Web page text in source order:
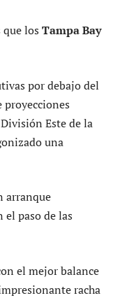
los Tampa Bay
por debajo del
proyecciones
Este de la
una
arranque
paso de las
el mejor balance
racha